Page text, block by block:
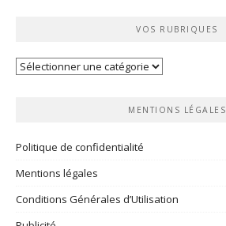
VOS RUBRIQUES
Vos
MENTIONS LÉGALES
Politique de confidentialité
Mentions légales
Conditions Générales d’Utilisation